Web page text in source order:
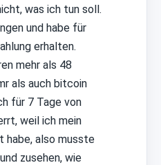
was ich tun soll.
und habe für
erhalten.
mehr als 48
als auch bitcoin
für 7 Tage von
weil ich mein
habe, also musste
zusehen, wie